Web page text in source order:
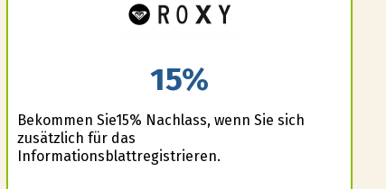
15%
Bekommen Sie15% Nachlass, wenn Sie sich
zusätzlich für das
Informationsblattregistrieren.